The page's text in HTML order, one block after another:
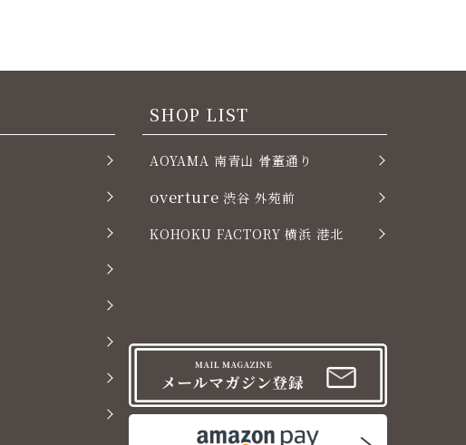
SHOP LIST
AOYAMA 南青山 骨董通り
overture 渋谷 外苑前
KOHOKU FACTORY 横浜 港北